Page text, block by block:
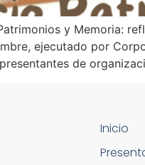
y Memoria:
ejecutado por
de
Inicio